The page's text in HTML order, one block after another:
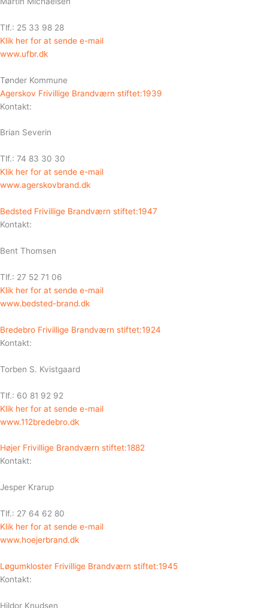
Tlf.: 25 33 98 28
Klik her for at sende e-mail
www.ufbr.dk
Tønder Kommune
Agerskov Frivillige Brandværn stiftet:1939
Kontakt:
Brian Severin
Tlf.: 74 83 30 30
Klik her for at sende e-mail
www.agerskovbrand.dk
Bedsted Frivillige Brandværn stiftet:1947
Kontakt:
Bent Thomsen
Tlf.: 27 52 71 06
Klik her for at sende e-mail
www.bedsted-brand.dk
Bredebro Frivillige Brandværn stiftet:1924
Kontakt:
Torben S. Kvistgaard
Tlf.: 60 81 92 92
Klik her for at sende e-mail
www.112bredebro.dk
Højer Frivillige Brandværn stiftet:1882
Kontakt:
Jesper Krarup
Tlf.: 27 64 62 80
Klik her for at sende e-mail
www.hoejerbrand.dk
Løgumkloster Frivillige Brandværn stiftet:1945
Kontakt:
Hildor Knudsen